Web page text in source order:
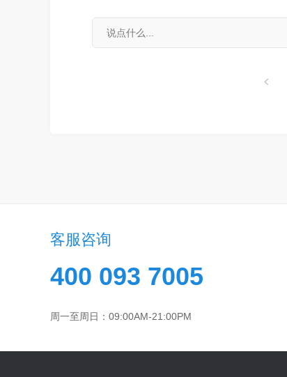
客服咨询
400 093 7005
周一至周日：09:00AM-21:00PM